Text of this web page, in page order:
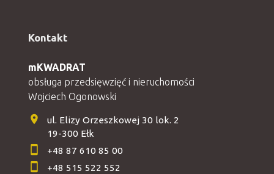
Kontakt
mKWADRAT
obsługa przedsięwzięć i nieruchomości
Wojciech Ogonowski
ul. Elizy Orzeszkowej 30 lok. 2
19-300 Ełk
+48 87 610 85 00
+48 515 522 552